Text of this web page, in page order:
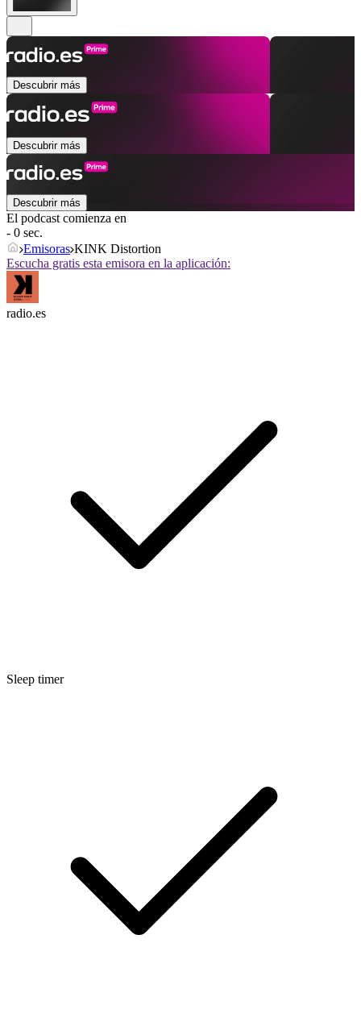
Descubrir más
Descubrir más
Descubrir más
El podcast comienza en
- 0 sec.
Emisoras KINK Distortion
Escucha gratis esta emisora en la aplicación:
radio.es
Sleep timer